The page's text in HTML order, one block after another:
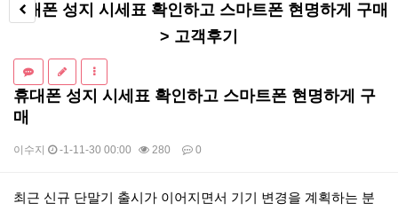
휴대폰 성지 시세표 확인하고 스마트폰 현명하게 구매
> 고객후기
휴대폰 성지 시세표 확인하고 스마트폰 현명하게 구
매
이수지 -1-11-30 00:00 280 0
본문
​최근 신규 단말기 출시가 이어지면서 기기 변경을 계획하는 분